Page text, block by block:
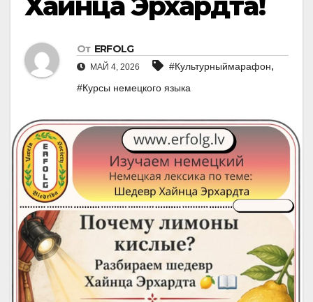
От ERFOLG
МАЙ 4, 2026 #Культурныймарафон,
#Курсы немецкого языка